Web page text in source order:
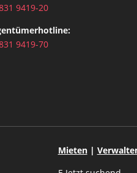
9419-20
9419-70
Mieten|